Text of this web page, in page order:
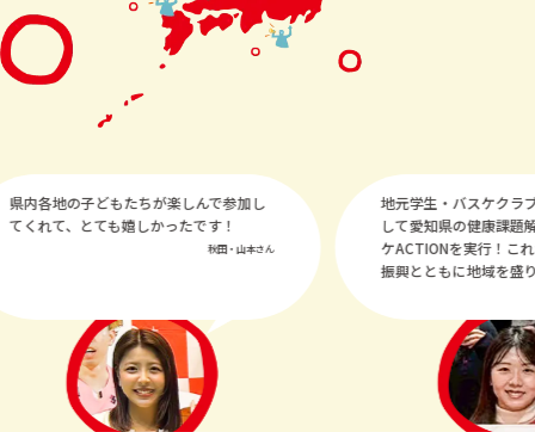
内各地の子どもたちが楽しんで参加し
くれて、とても嬉しかったです！
秋田・山本さん
地元学生・バスケクラ
して愛知県の健康課題
ケACTIONを実行！これ
振興とともに地域を盛り